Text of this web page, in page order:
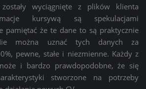
zostały wyciągnięte z plików klienta
kursywą są spekulacjami
pamiętać że te dane to są praktycznie
można uznać tych danych za
pewne, stałe i niezmienne. Każdy z
i bardzo prawdopodobne, że się
stworzone na potrzeby